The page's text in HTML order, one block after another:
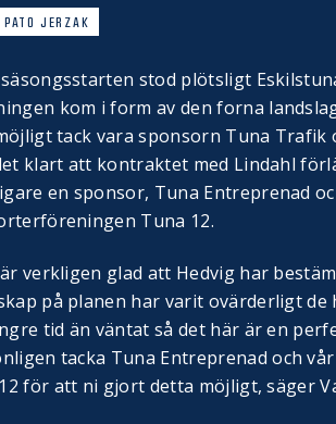
PATO JERZAK
stod plötsligt
kom i form av den forna
tack vara sponsorn Tuna Trafik
klart att kontraktet med Lindahl
en sponsor, Tuna Entreprenad
Tuna 12.
är verkligen glad att Hedvig har
på planen har varit ovärderligt de
tid än väntat så det här är en
tacka Tuna Entreprenad och
för att ni gjort detta möjligt, säger